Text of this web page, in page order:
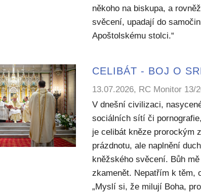
někoho na biskupa, a
svěcení, upadají do
Apoštolskému stolci.“
CELIBÁT - BOJ O
13.07.2026, RC Monitor 13/
V dnešní civilizaci,
sociálních sítí či
je celibát kněze prorockým
prázdnotu, ale naplnění
kněžského svěcení. Bůh
zkamenět. Nepatřím k těm,
„Myslí si, že milují Boha,